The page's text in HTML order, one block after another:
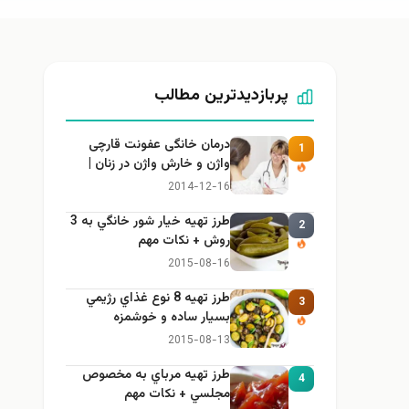
پربازدیدترین مطالب
1
درمان خانگی عفونت قارچی
واژن و خارش واژن در زنان |
راهنمای کامل، ایمن و کاربردی
2014-12-16
2
طرز تهيه خیار شور خانگي به 3
روش + نكات مهم
2015-08-16
3
طرز تهيه 8 نوع غذاي رژيمي
بسيار ساده و خوشمزه
2015-08-13
4
طرز تهيه مرباي به مخصوص
مجلسي + نكات مهم